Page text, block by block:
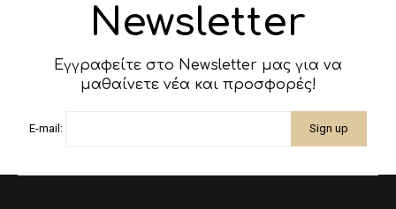
Newsletter
Εγγραφείτε στο Newsletter μας για να
μαθαίνετε νέα και προσφορές!
E-mail: